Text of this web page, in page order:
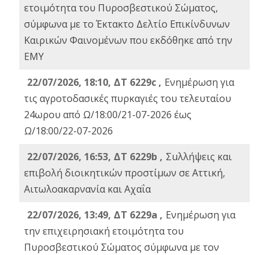
ετοιμότητα του Πυροσβεστικού Σώματος,
σύμφωνα με το Έκτακτο Δελτίο Επικίνδυνων
Καιρικών Φαινομένων που εκδόθηκε από την
ΕΜΥ
22/07/2026, 18:10, ΔΤ 6229c , Ενημέρωση για
τις αγροτοδασικές πυρκαγιές του τελευταίου
24ωρου από Ω/18:00/21-07-2026 έως
Ω/18:00/22-07-2026
22/07/2026, 16:53, ΔΤ 6229b , Σuλλήψεις και
επιβολή διοικητικών προστίμων σε Αττική,
Αιτωλοακαρνανία και Αχαΐα
22/07/2026, 13:49, ΔΤ 6229a , Ενημέρωση για
την επιχειρησιακή ετοιμότητα του
Πυροσβεστικού Σώματος σύμφωνα με τον